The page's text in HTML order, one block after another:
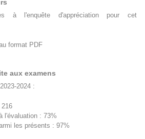
à l'enquête d'appréciation pour cet
format PDF
aux examens
2024 :
216
l'évaluation : 73%
les présents : 97%